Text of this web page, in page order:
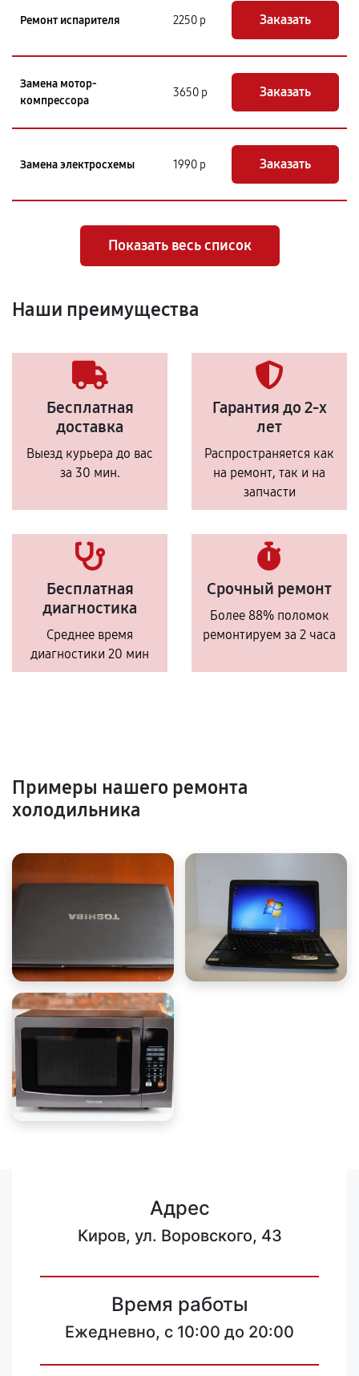
Ремонт испарителя 2250 р Заказать
Замена мотор-
компрессора
3650 р Заказать
Замена электросхемы 1990 р Заказать
Показать весь список
Наши преимущества
Бесплатная
доставка
Выезд курьера до вас
за 30 мин.
Гарантия до 2-х
лет
Распространяется как
на ремонт, так и на
запчасти
Бесплатная
диагностика
Среднее время
диагностики 20 мин
Срочный ремонт
Более 88% поломок
ремонтируем за 2 часа
Примеры нашего ремонта
холодильника
Адрес
Киров, ул. Воровского, 43
Время работы
Ежедневно, с 10:00 до 20:00